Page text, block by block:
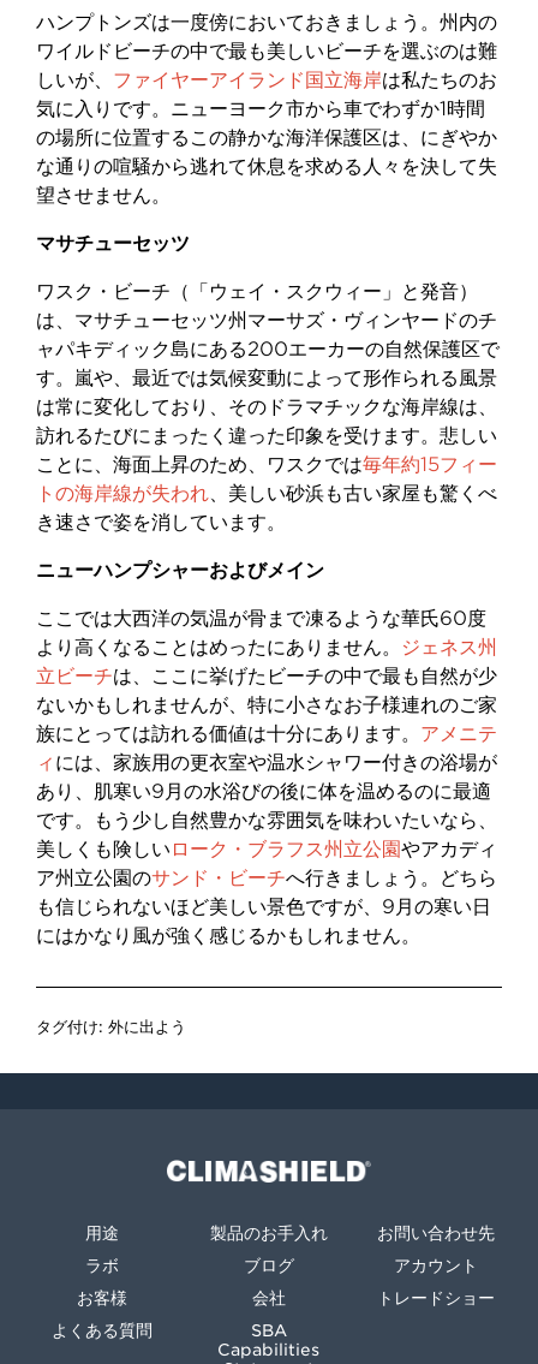
ハンプトンズは一度傍においておきましょう。州内の
ワイルドビーチの中で最も美しいビーチを選ぶのは難
しいが、 ファイヤーアイランド国立海岸は私たちのお
気に入りです。ニューヨーク市から車でわずか1時間
の場所に位置するこの静かな海洋保護区は、にぎやか
な通りの喧騒から逃れて休息を求める人々を決して失
望させません。
マサチューセッツ
ワスク・ビーチ（「ウェイ・スクウィー」と発音）
は、マサチューセッツ州マーサズ・ヴィンヤードのチ
ャパキディック島にある200エーカーの自然保護区で
す。嵐や、最近では気候変動によって形作られる風景
は常に変化しており、そのドラマチックな海岸線は、
訪れるたびにまったく違った印象を受けます。悲しい
ことに、海面上昇のため、ワスクでは毎年約15フィー
トの海岸線が失われ、美しい砂浜も古い家屋も驚くべ
き速さで姿を消しています。
ニューハンプシャーおよびメイン
ここでは大西洋の気温が骨まで凍るような華氏60度
より高くなることはめったにありません。
ジェネス州
立ビーチは、ここに挙げたビーチの中で最も自然が少
ないかもしれませんが、特に小さなお子様連れのご家
族にとっては訪れる価値は十分にあります。 アメニテ
ィ には、家族用の更衣室や温水シャワー付きの浴場が
あり、肌寒い9月の水浴びの後に体を温めるのに最適
です。もう少し自然豊かな雰囲気を味わいたいなら、
美しくも険しい ローク・ブラフス州立公園やアカディ
ア州立公園のサンド・ビーチへ行きましょう。どちら
も信じられないほど美しい景色ですが、9月の寒い日
にはかなり風が強く感じるかもしれません。
タグ付け: 外に出よう
Climashield®
用途
ラボ
お客様
よくある質問
製品のお手入れ
ブログ
会社
SBA
Capabilities
お問い合わせ先
アカウント
トレードショー